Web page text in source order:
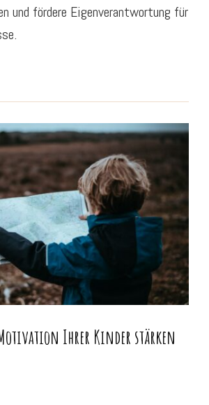
und fördere Eigenverantwortung für
Ihrer Kinder stärken